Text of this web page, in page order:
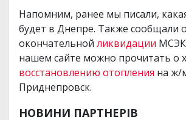
Напомним, ранее мы писали,
будет в Днепре. Также сообщали
окончательной ликвидации
нашем сайте можно прочитать о
восстановлению отопления на ж/
Приднепровск.